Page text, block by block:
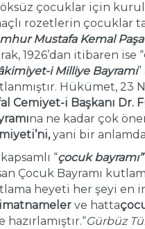
çocuklar için
rozetlerin çocuklar
Mustafa Kemal
1926’dan itibaren ise “
i Milliye Bayramı
Hükümet, 23
Cemiyet-i Başkanı Dr.
na ne kadar çok
yani bir
“çocuk bayramı”
Çocuk Bayramı
heyeti her şeyi en
ve hatta
hazırlamıştır.“Gürbüz